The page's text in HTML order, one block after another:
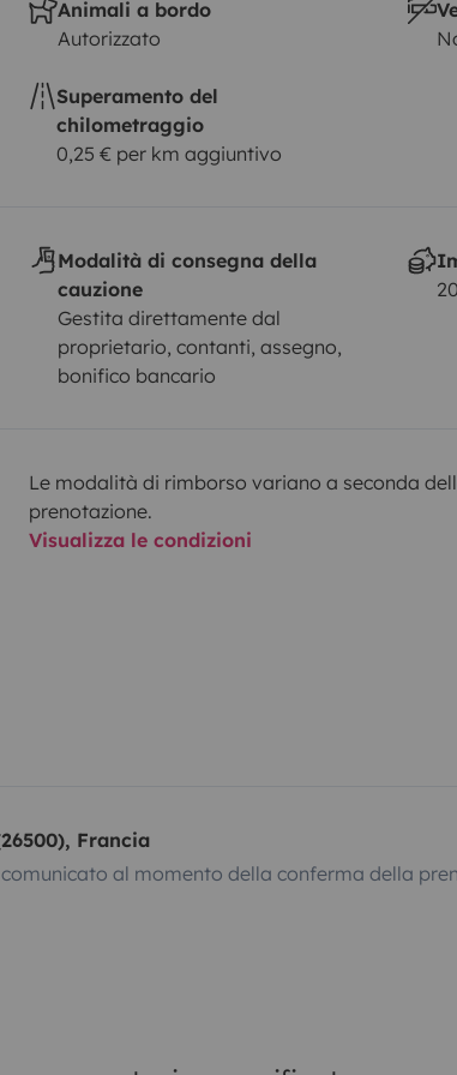
Animali a bordo
Autorizzato
Superamento del
chilometraggio
0,25 € per km aggiuntivo
Modalità di consegna della
cauzione
Gestita direttamente dal
proprietario, contanti, assegno,
bonifico bancario
Le modalità di rimborso variano a seconda
prenotazione.
Visualizza le condizioni
Francia
al momento della conferma della